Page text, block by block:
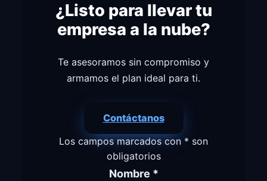
¿Listo para llevar tu
empresa a la nube?
Te asesoramos sin compromiso y
armamos el plan ideal para ti.
Contáctanos
Los campos marcados con * son
obligatorios
Nombre *